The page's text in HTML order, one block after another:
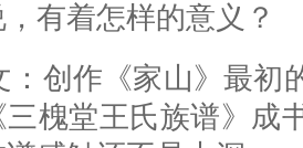
有着怎样的意义？
：创作《家山》最初
槐堂王氏族谱》成